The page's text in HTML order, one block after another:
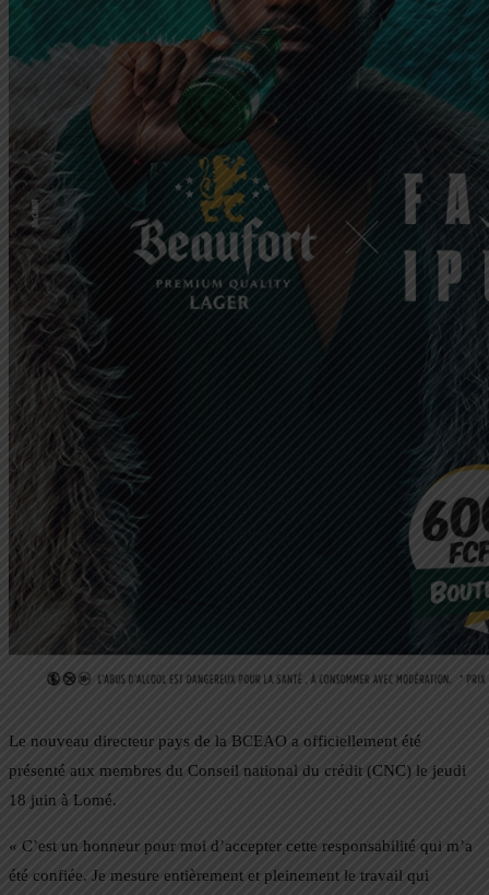
Le nouveau directeur pays de la BCEAO a officiellement été
présenté aux membres du Conseil national du crédit (CNC) le jeudi
18 juin à Lomé.
« C’est un honneur pour moi d’accepter cette responsabilité qui m’a
été confiée. Je mesure entièrement et pleinement le travail qui